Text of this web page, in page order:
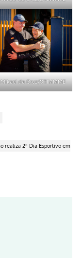
da Cruz/STIMMME
realiza 2º Dia Esportivo em